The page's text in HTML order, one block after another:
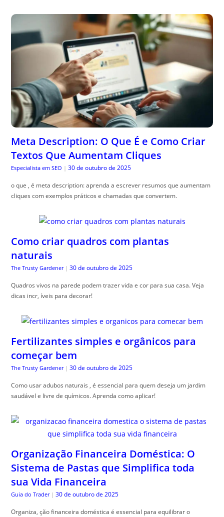
Meta Description: O Que É e Como Criar
Textos Que Aumentam Cliques
Especialista em SEO | 30 de outubro de 2025
o que , é meta description: aprenda a escrever resumos que aumentam
cliques com exemplos práticos e chamadas que convertem.
Como criar quadros com plantas
naturais
The Trusty Gardener | 30 de outubro de 2025
Quadros vivos na parede podem trazer vida e cor para sua casa. Veja
dicas incr, íveis para decorar!
Fertilizantes simples e orgânicos para
começar bem
The Trusty Gardener | 30 de outubro de 2025
Como usar adubos naturais , é essencial para quem deseja um jardim
saudável e livre de químicos. Aprenda como aplicar!
Organização Financeira Doméstica: O
Sistema de Pastas que Simplifica toda
sua Vida Financeira
Guia do Trader | 30 de outubro de 2025
Organiza, ção financeira doméstica é essencial para equilibrar o